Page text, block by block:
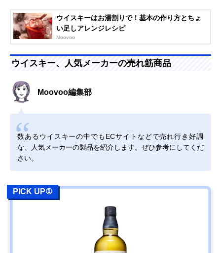
ウイスキーはお湯割りで！基本の作り方とちょ
い足しアレンジレシピ
Moovoo
ウイスキー、人気メーカーの売れ筋商品
Moovoo編集部
数あるウイスキーの中でもECサイトなどで売れ行き好調
な、人気メーカーの製品を紹介します。ぜひ参考にしてくだ
さい。
PICK UP①